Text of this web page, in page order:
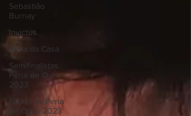
Sebastião
Burnay
Invictus
Prata da Casa
Semifinalistas
Pena de Ouro
2023
Finalistas Pena
de Ouro 2023